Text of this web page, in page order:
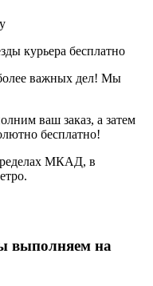
курьера бесплатно
важных дел! Мы
ваш заказ, а затем
бесплатно!
МКАД, в
выполняем на